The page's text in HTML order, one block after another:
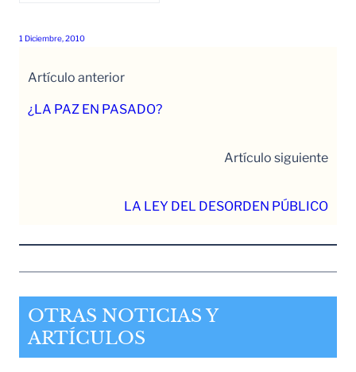
1 Diciembre, 2010
Artículo anterior
¿LA PAZ EN PASADO?
Artículo siguiente
LA LEY DEL DESORDEN PÚBLICO
OTRAS NOTICIAS Y
ARTÍCULOS